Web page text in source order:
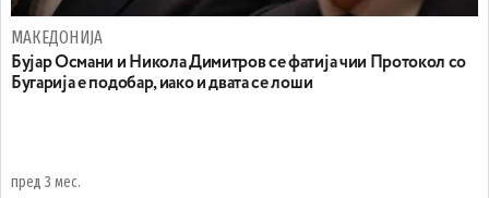
МАКЕДОНИЈА
Бујар Османи и Никола Димитров се фатија чии Протокол со
Бугарија е подобар, иако и двата се лоши
пред 3 мес.